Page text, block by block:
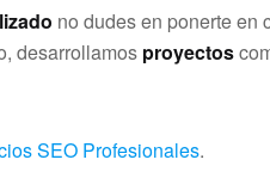
no dudes en ponerte en
desarrollamos proyectos
SEO Profesionales.